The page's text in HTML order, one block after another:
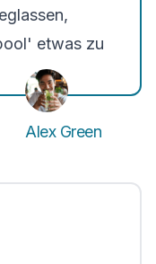
etwas zu
Alex Green